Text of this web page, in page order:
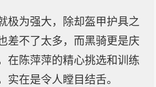
极为强大，除却盔甲护具之
差不了太多，而黑骑更是庆
在陈萍萍的精心挑选和训练
实在是令人瞠目结舌。